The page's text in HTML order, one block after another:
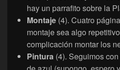
hay un parrafito sobre la
Montaje (4). Cuatro
montaje sea algo
complicación montar los
Pintura (4). Seguimos